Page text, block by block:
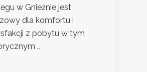
w Gnieźnie jest
dla komfortu i
z pobytu w tym
…